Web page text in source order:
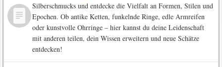
Silberschmucks und entdecke die Vielfalt an Formen, Stilen und
Epochen. Ob antike Ketten, funkelnde Ringe, edle Armreifen
oder kunstvolle Ohrringe – hier kannst du deine Leidenschaft
mit anderen teilen, dein Wissen erweitern und neue Schätze
entdecken!